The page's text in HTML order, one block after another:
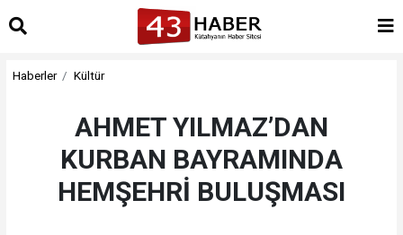
Haberler Kültür
AHMET YILMAZ’DAN
KURBAN BAYRAMINDA
HEMŞEHRİ BULUŞMASI